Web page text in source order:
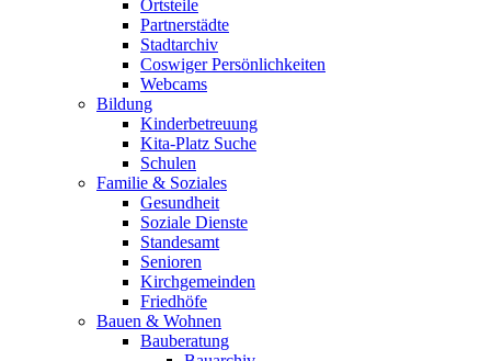
Ortsteile
Partnerstädte
Stadtarchiv
Coswiger Persönlichkeiten
Webcams
Bildung
Kinderbetreuung
Kita-Platz Suche
Schulen
Familie & Soziales
Gesundheit
Soziale Dienste
Standesamt
Senioren
Kirchgemeinden
Friedhöfe
Bauen & Wohnen
Bauberatung